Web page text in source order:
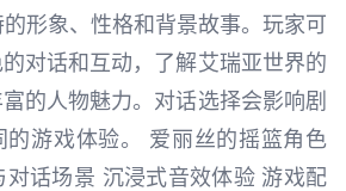
形象、性格和背景故事。玩家可
对话和互动，了解艾瑞亚世界的
的人物魅力。对话选择会影响剧
的游戏体验。 爱丽丝的摇篮角色
话场景 沉浸式音效体验 游戏配